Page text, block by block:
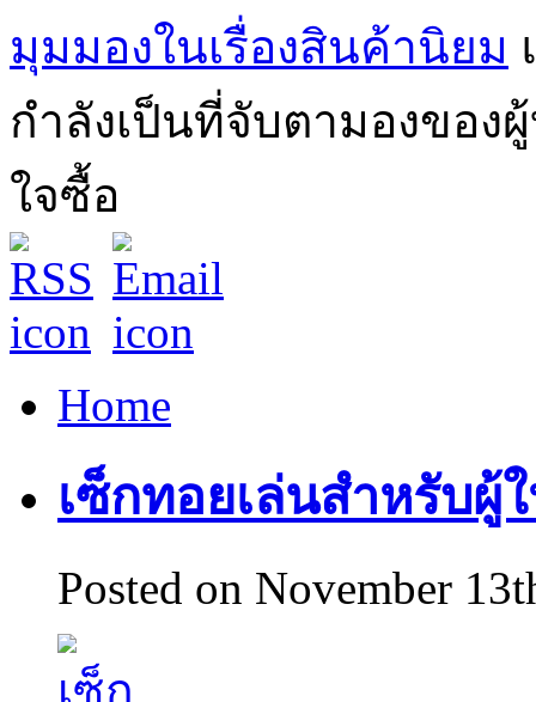
มุมมองในเรื่องสินค้านิยม
กำลังเป็นที่จับตามองขอ
ใจซื้อ
Home
เซ็กทอยเล่นสำหรับ
Posted on November